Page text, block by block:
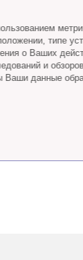
типе
о Ваших
и
данные